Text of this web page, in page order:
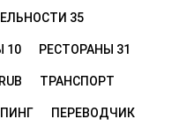
35
10 РЕСТОРАНЫ 31
ТРАНСПОРТ
ПЕРЕВОДЧИК